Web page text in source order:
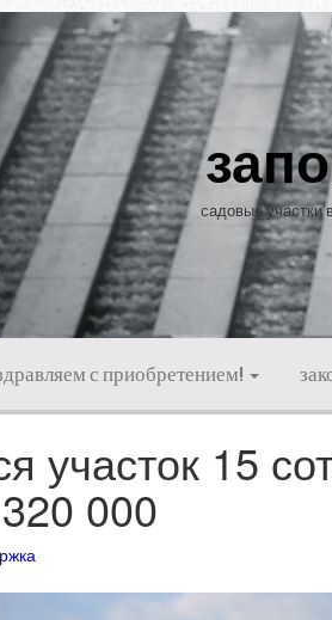
садовые участки
с приобретением!
участок 15
000